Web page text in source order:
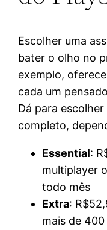
Escolher uma
bater o olho no
exemplo,
cada um
Dá para
completo,
Essential:
multiplayer
todo mês
Extra:
mais de 400